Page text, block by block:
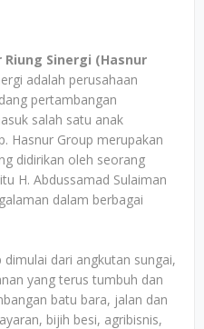
Riung Sinergi (Hasnur
adalah perusahaan
pertambangan
salah satu anak
Hasnur Group merupakan
didirikan oleh seorang
H. Abdussamad Sulaiman
dalam berbagai
dari angkutan sungai,
yang terus tumbuh dan
batu bara, jalan dan
bijih besi, agribisnis,